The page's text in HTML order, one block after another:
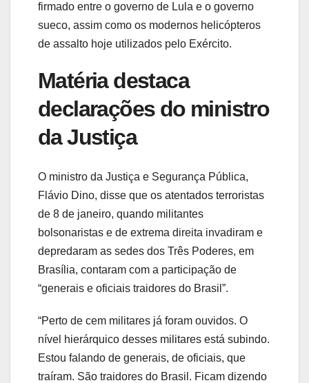
firmado entre o governo de Lula e o governo
sueco, assim como os modernos helicópteros
de assalto hoje utilizados pelo Exército.
Matéria destaca
declarações do ministro
da Justiça
O ministro da Justiça e Segurança Pública,
Flávio Dino, disse que os atentados terroristas
de 8 de janeiro, quando militantes
bolsonaristas e de extrema direita invadiram e
depredaram as sedes dos Três Poderes, em
Brasília, contaram com a participação de
“generais e oficiais traidores do Brasil”.
“Perto de cem militares já foram ouvidos. O
nível hierárquico desses militares está subindo.
Estou falando de generais, de oficiais, que
traíram. São traidores do Brasil. Ficam dizendo